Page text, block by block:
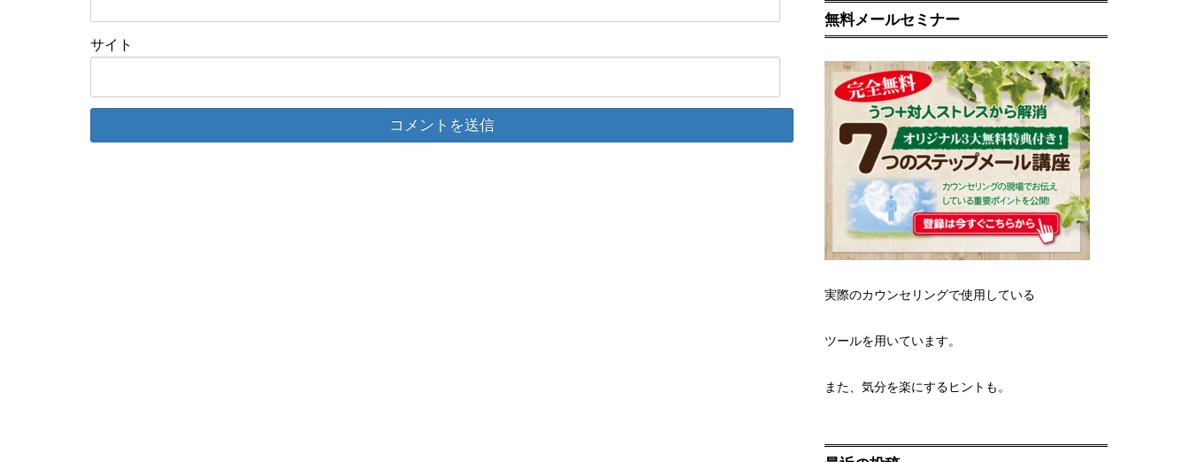
サイト
無料メールセミナー
実際のカウンセリングで使用している
ツールを用いています。
また、気分を楽にするヒントも。